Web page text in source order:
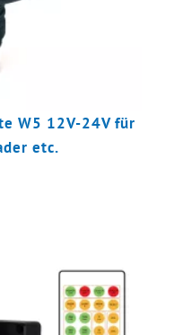
W5 12V-24V für
etc.